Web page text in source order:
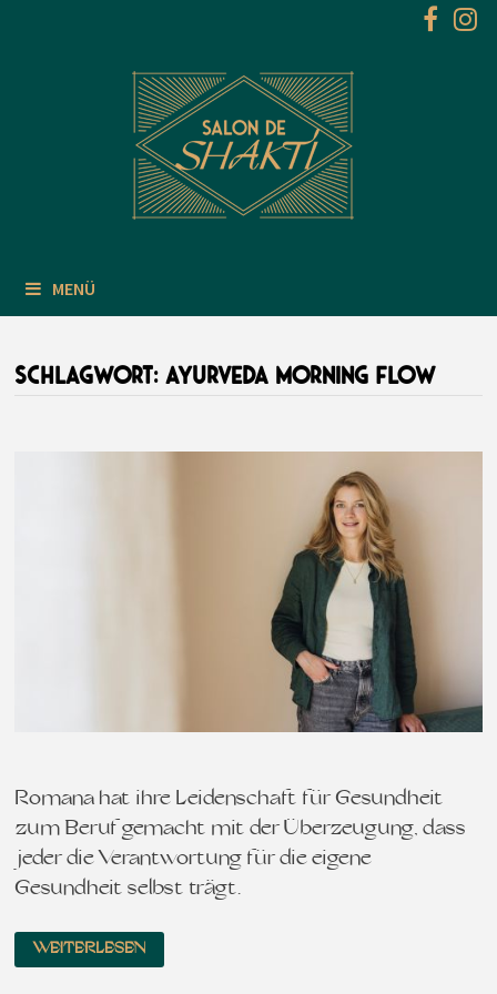
MENÜ
SCHLAGWORT:AYURVEDA MORNING FLOW
Romana hat ihre Leidenschaft für Gesundheit
zum Beruf gemacht mit der Überzeugung, dass
jeder die Verantwortung für die eigene
Gesundheit selbst trägt…
WEITERLESEN